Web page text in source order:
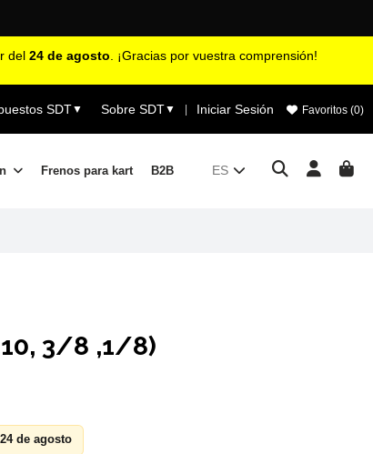
del 24 de agosto . ¡Gracias por vuestra comprensión!
SDT▼ Sobre SDT▼ | Iniciar Sesión Favoritos (0)
Frenos para kart B2B ES
3/8 ,1/8)
24 de agosto